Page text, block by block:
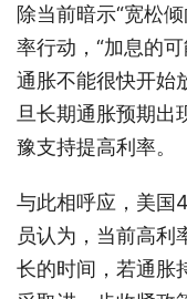
除当前暗示“宽松
率行动，“加息的
通胀不能很快开始
旦长期通胀预期出
豫支持提高利率。
与此相呼应，美国
员认为，当前高利
长的时间，若通胀